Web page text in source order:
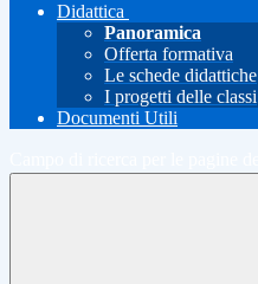
Didattica
Panoramica
Offerta formativa
Le schede didattiche
I progetti delle classi
Documenti Utili